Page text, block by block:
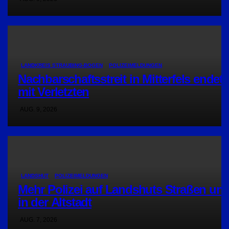
LANDKREIS STRAUBING-BOGEN POLIZEIMELDUNGEN
Nachbarschaftsstreit in Mitterfels endet
mit Verletzten
LANDSHUT POLIZEIMELDUNGEN
Mehr Polizei auf Landshuts Straßen
in der Altstadt